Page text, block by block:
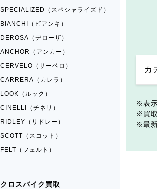
表
買
最
SPECIALIZED（スペシャライズド）
BIANCHI（ビアンキ）
DEROSA（デローザ）
ANCHOR（アンカー）
CERVELO（サーベロ）
CARRERA（カレラ）
LOOK（ルック）
CINELLI（チネリ）
RIDLEY（リドレー）
SCOTT（スコット）
FELT（フェルト）
クロスバイク買取